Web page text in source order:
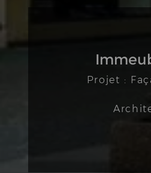
Projet :
Projet :